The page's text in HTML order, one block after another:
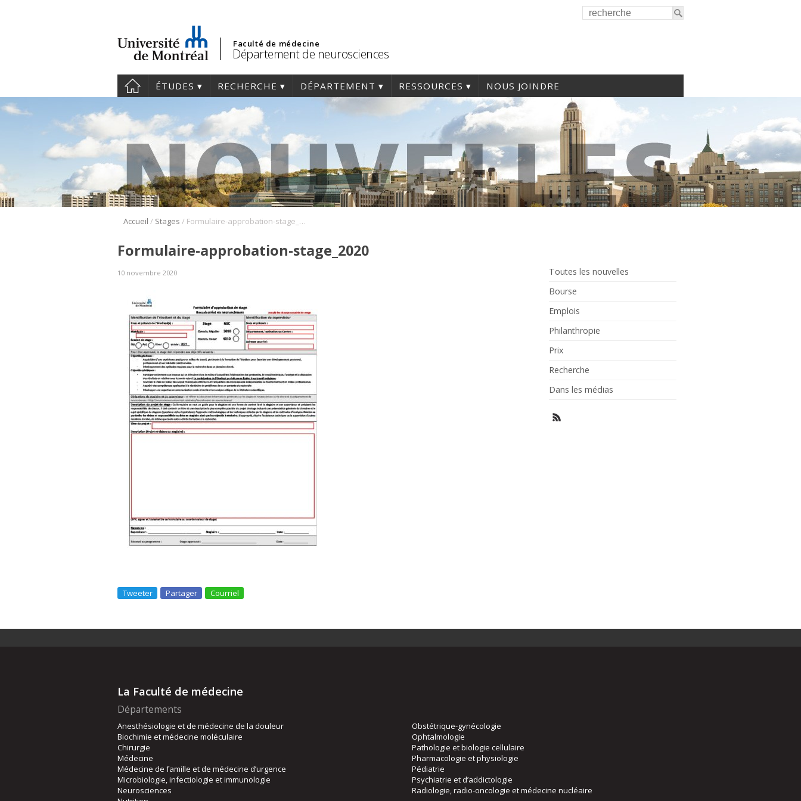
Faculté de médecine
Département de neurosciences
ÉTUDES RECHERCHE DÉPARTEMENT RESSOURCES NOUS JOINDRE
Accueil / Stages / Formulaire-approbation-stage_2020
Toutes les nouvelles
Bourse
Emplois
Philanthropie
Prix
Recherche
Dans les médias
Formulaire-approbation-stage_2020
10 novembre 2020
Tweeter Partager Courriel
La Faculté de médecine
Départements
Anesthésiologie et de médecine de la douleur
Biochimie et médecine moléculaire
Chirurgie
Médecine
Médecine de famille et de médecine d’urgence
Microbiologie, infectiologie et immunologie
Neurosciences
Obstétrique-gynécologie
Ophtalmologie
Pathologie et biologie cellulaire
Pharmacologie et physiologie
Pédiatrie
Psychiatrie et d’addictologie
Radiologie, radio-oncologie et médecine nucléaire